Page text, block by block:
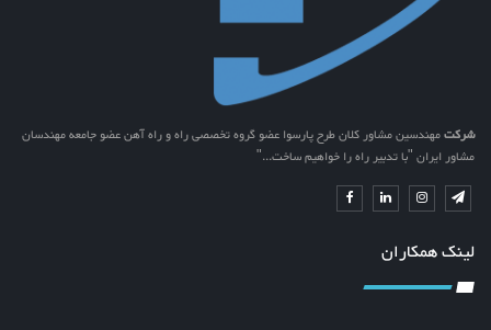
شرکتمهندسین مشاور کلان طرح پارسوا عضو گروه تخصصی راه و راه آهن عضو جامعه مهندسان
مشاور ایران "با تدبیر راه را خواهیم ساخت..."
لینک همکاران